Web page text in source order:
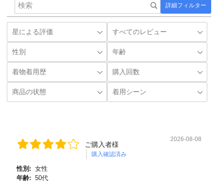
詳細フィルター
ご購入者様
購入確認済み
2026-08-08
性別: 女性
年齢: 50代